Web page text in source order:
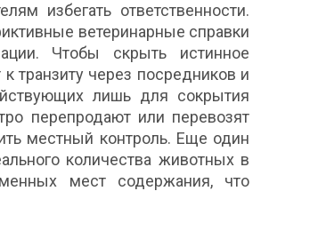
избегать ответственности.
ветеринарные справки
Чтобы скрыть истинное
транзиту через посредников и
лишь для сокрытия
перепродают или перевозят
местный контроль. Еще один
количества животных в
мест содержания, что